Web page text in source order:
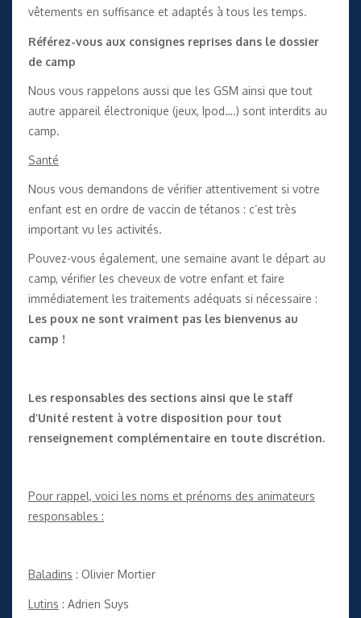
vêtements en suffisance et adaptés à tous les temps.
Référez-vous aux consignes reprises dans le dossier
de camp
Nous vous rappelons aussi que les GSM ainsi que tout
autre appareil électronique (jeux, Ipod….) sont interdits au
camp.
Santé
Nous vous demandons de vérifier attentivement si votre
enfant est en ordre de vaccin de tétanos : c’est très
important vu les activités.
Pouvez-vous également, une semaine avant le départ au
camp, vérifier les cheveux de votre enfant et faire
immédiatement les traitements adéquats si nécessaire :
Les poux ne sont vraiment pas les bienvenus au
camp !
Les responsables des sections ainsi que le staff
d’Unité restent à votre disposition pour tout
renseignement complémentaire en toute discrétion.
Pour rappel, voici les noms et prénoms des animateurs
responsables :
Baladins : Olivier Mortier
Lutins : Adrien Suys